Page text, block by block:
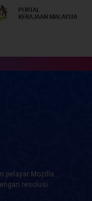
pelayar Mozilla
resolusi